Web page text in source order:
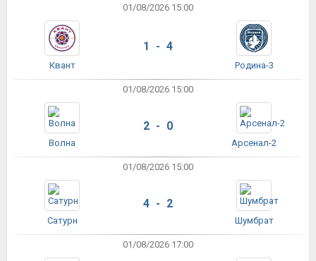
01/08/2026 15:00
Квант
1 - 4
Родина-3
01/08/2026 15:00
Волна
2 - 0
Арсенал-2
01/08/2026 15:00
Сатурн
4 - 2
Шумбрат
01/08/2026 17:00